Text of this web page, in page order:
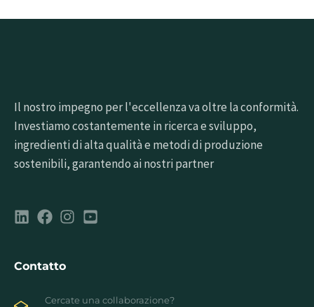
Il nostro impegno per l'eccellenza va oltre la conformità.
Investiamo costantemente in ricerca e sviluppo,
ingredienti di alta qualità e metodi di produzione
sostenibili, garantendo ai nostri partner
Contatto
Cercate una collaborazione?